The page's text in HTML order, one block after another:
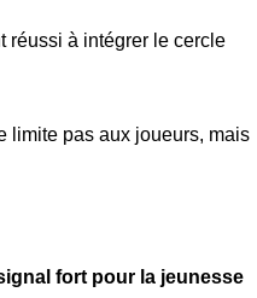
réussi à intégrer le cercle
limite pas aux joueurs, mais
fort pour la jeunesse